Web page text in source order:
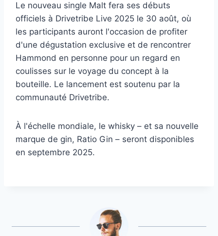
Le nouveau single Malt fera ses débuts
officiels à Drivetribe Live 2025 le 30 août, où
les participants auront l'occasion de profiter
d'une dégustation exclusive et de rencontrer
Hammond en personne pour un regard en
coulisses sur le voyage du concept à la
bouteille. Le lancement est soutenu par la
communauté Drivetribe.
À l'échelle mondiale, le whisky – et sa nouvelle
marque de gin, Ratio Gin – seront disponibles
en septembre 2025.